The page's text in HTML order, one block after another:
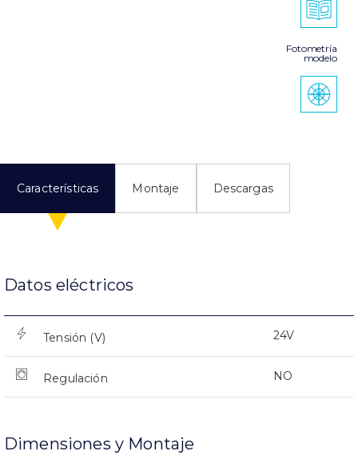
Fotometría
modelo
Características Montaje Descargas
Datos eléctricos
Tensión (V) 24V
Regulación NO
Dimensiones y Montaje